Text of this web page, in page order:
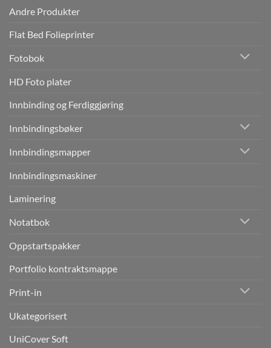
Andre Produkter
Flat Bed Folieprinter
Fotobok
HD Foto plater
Innbinding og Ferdiggjøring
Innbindingsbøker
Innbindingsmapper
Innbindingsmaskiner
Laminering
Notatbok
Oppstartspakker
Portfolio kontraktsmappe
Print-in
Ukategorisert
UniCover Soft